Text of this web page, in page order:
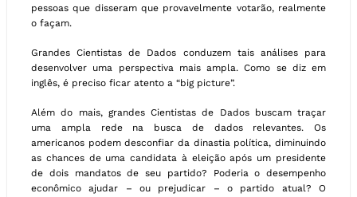
pessoas que disseram que provavelmente votarão, realmente
o façam.
Grandes Cientistas de Dados conduzem tais análises para
desenvolver uma perspectiva mais ampla. Como se diz em
inglês, é preciso ficar atento a “big picture”.
Além do mais, grandes Cientistas de Dados buscam traçar
uma ampla rede na busca de dados relevantes. Os
americanos podem desconfiar da dinastia política, diminuindo
as chances de uma candidata à eleição após um presidente
de dois mandatos de seu partido? Poderia o desempenho
econômico ajudar – ou prejudicar – o partido atual? O